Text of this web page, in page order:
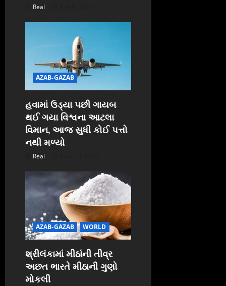
Real
AZAB-GAZAB
હવામાં ઉડ્યા પછી ગાયબ
થઈ ગયા વિશ્વના આટલા
વિમાન, આજ સુધી કોઈ પત્તો
નથી મળ્યો
Real
AZAB-GAZAB WORLD
શ્રીલંકામાં મીઠાંની તીવ્ર
અછત ભારતે મીઠાની ગુણો
મોકલી